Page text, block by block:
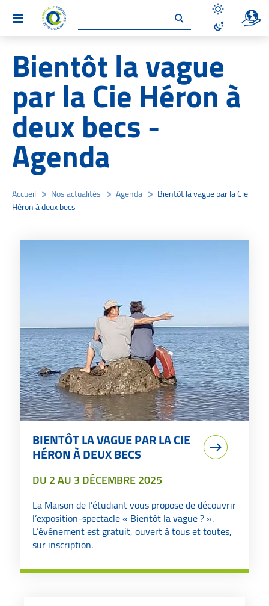
Un
Désactiver
Activer le
Bientôt la vague
par la Cie Héron à
deux becs -
Agenda
Accueil Nos actualités Agenda
Bientôt la vague par la Cie
Héron à deux becs
BIENTÔT LA VAGUE PAR LA CIE
HÉRON À DEUX BECS
DU2AU3 DÉCEMBRE 2025
La Maison de l’étudiant vous propose de découvrir
l’exposition-spectacle « Bientôt la vague ? ».
L’événement est gratuit, ouvert à tous et toutes,
sur inscription.